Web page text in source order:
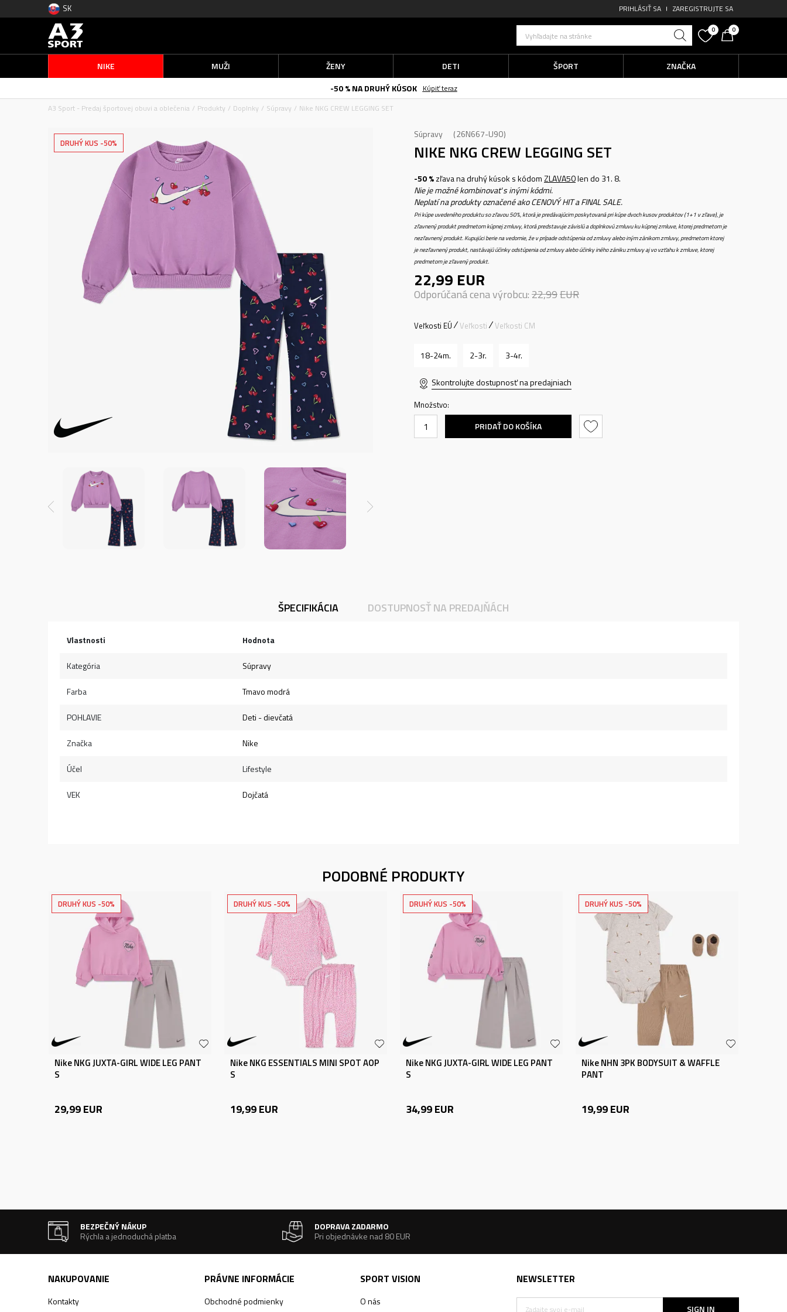
SK PRIHLÁSIŤ SA ZAREGISTRUJTE SA
Vyhľadajte na stránke
0 0
NIKE MUŽI ŽENY DETI ŠPORT
ZNAČKA
-50 % NA DRUHÝ KÚSOK
Kúpiť teraz
A3 Sport - Predaj športovej obuvi a oblečenia
Produkty Doplnky Súpravy Nike NKG CREW LEGGING SET
DRUHÝ KUS -50%
Súpravy 26N667-U90
NIKE NKG CREW LEGGING SET
-50 %zľava na druhý kúsok s kódomZLAVA50len do 31. 8.
Nie je možné kombinovať s inými kódmi.
Neplatí na produkty označené ako CENOVÝ HIT a FINAL SALE.
Pri kúpe uvedeného produktu so zľavou 50%, ktorá je predávajúcim poskytovaná pri kúpe dvoch kusov produktov (1+1 v zľave), je
zľavnený produkt predmetom kúpnej zmluvy, ktorá predstavuje závislú a doplnkovú zmluvu ku kúpnej zmluve, ktorej predmetom je
nezľavnený produkt. Kupujúci berie na vedomie, že v prípade odstúpenia od zmluvy alebo iným zánikom zmluvy, predmetom ktorej
je nezľavnený produkt, nastávajú účinky odstúpenia od zmluvy alebo účinky iného zániku zmluvy aj vo vzťahu k zmluve, ktorej
predmetom je zľavený produkt.
22,99 EUR
Odporúčaná cena výrobcu:22,99EUR
Veľkosti EÚ Veľkosti Veľkosti CM
18-24m. 2-3r. 3-4r.
Skontrolujte dostupnosť na predajniach
Množstvo:
PRIDAŤ DO KOŠÍKA
ŠPECIFIKÁCIA DOSTUPNOSŤ NA PREDAJŇÁCH
Vlastnosti Hodnota
Kategória Súpravy
Farba Tmavo modrá
POHLAVIE Deti - dievčatá
Značka Nike
Účel Lifestyle
VEK Dojčatá
PODOBNÉ PRODUKTY
DRUHÝ KUS -50%
Nike NKG JUXTA-GIRL WIDE LEG PANT
S
29,99EUR
DRUHÝ KUS -50%
Nike NKG ESSENTIALS MINI SPOT AOP
S
19,99EUR
DRUHÝ KUS -50%
Nike NKG JUXTA-GIRL WIDE LEG PANT
S
34,99EUR
DRUHÝ KUS -50%
Nike NHN 3PK BODYSUIT & WAFFLE
PANT
19,99EUR
BEZPEČNÝ NÁKUP
Rýchla a jednoduchá platba
DOPRAVA ZADARMO
Pri objednávke nad 80 EUR
NAKUPOVANIE
Kontakty
PRÁVNE INFORMÁCIE
Obchodné podmienky
SPORT VISION
O nás
NEWSLETTER
SIGN IN